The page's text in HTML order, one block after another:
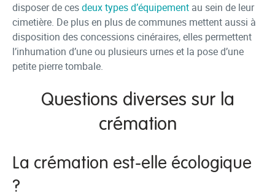
disposer de cesdeux types d’équipement au sein de leur
cimetière. De plus en plus de communes mettent aussi à
disposition des concessions cinéraires, elles permettent
l’inhumation d’une ou plusieurs urnes et la pose d’une
petite pierre tombale.
Questions diverses sur la
crémation
La crémation est-elle écologique
?